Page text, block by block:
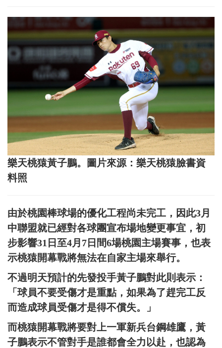
樂天桃猿黃子鵬。圖片來源：樂天桃猿臉書資
料照
由於桃園棒球場的優化工程尚未完工，因此3月
中聯盟就已經對各球團宣布場地變更事宜，初
步影響31日至4月7日間6場桃園主場賽事，也表
示桃猿開幕戰將無法在自家主場來舉行。
不過明天預計的先發投手黃子鵬對此則表示：
「球員不要受傷才是重點，如果為了趕完工反
而造成球員受傷才是得不償失。」
而桃猿開幕戰將要對上一軍新兵台鋼雄鷹，黃
子鵬表示不管對手是誰都會全力以赴，也認為